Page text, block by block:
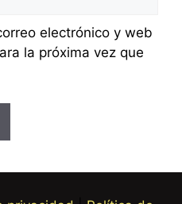
electrónico y web
la próxima vez que